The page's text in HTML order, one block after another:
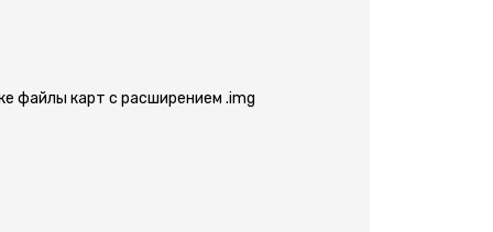
файлы карт с расширением .img